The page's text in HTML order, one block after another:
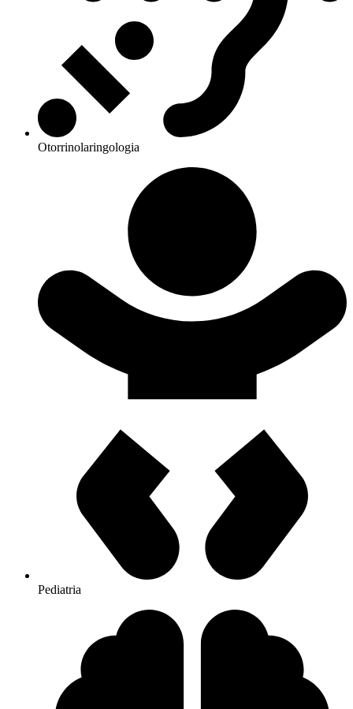
Otorrinolaringologia
Pediatria